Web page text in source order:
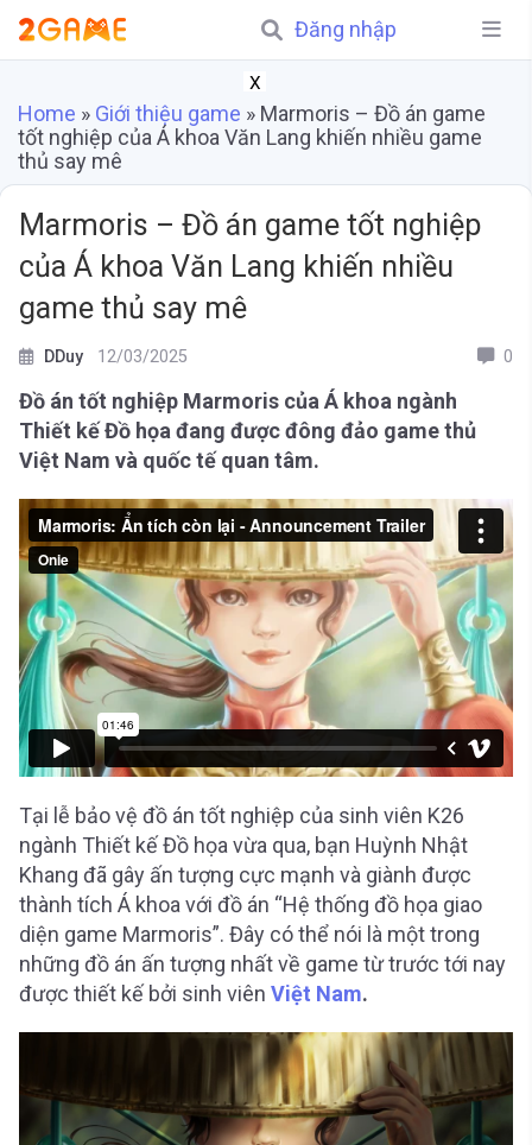
Đăng nhập
X
Home » Giới thiệu game » Marmoris – Đồ án game
tốt nghiệp của Á khoa Văn Lang khiến nhiều game
thủ say mê
Marmoris – Đồ án game tốt nghiệp
của Á khoa Văn Lang khiến nhiều
game thủ say mê
DDuy 12/03/2025 0
Đồ án tốt nghiệp Marmoris của Á khoa ngành
Thiết kế Đồ họa đang được đông đảo game thủ
Việt Nam và quốc tế quan tâm.
Tại lễ bảo vệ đồ án tốt nghiệp của sinh viên K26
ngành Thiết kế Đồ họa vừa qua, bạn Huỳnh Nhật
Khang đã gây ấn tượng cực mạnh và giành được
thành tích Á khoa với đồ án “Hệ thống đồ họa giao
diện game Marmoris”. Đây có thể nói là một trong
những đồ án ấn tượng nhất về game từ trước tới nay
được thiết kế bởi sinh viên Việt Nam.